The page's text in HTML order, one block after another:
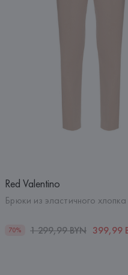
Red Valentino
Брюки из эластичного хлопка
70% 1 299,99 BYN 399,99